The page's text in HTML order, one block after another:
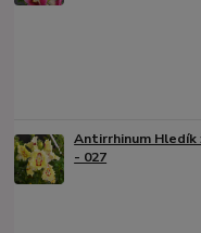
Antirrhinum
- 027